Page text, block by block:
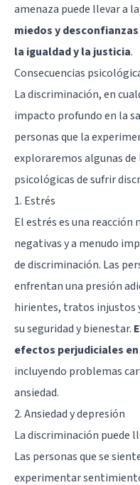
amenaza puede llevar a
miedos y
la igualdad y la justicia.
Consecuencias
La discriminación, en
impacto profundo en la
personas que la
exploraremos algunas
psicológicas de sufrir
1. Estrés
El estrés es una
negativas y a menudo
de discriminación. Las
enfrentan una presión
hirientes, tratos injustos
su seguridad y bienestar.
efectos perjudiciales
incluyendo problemas
ansiedad.
2. Ansiedad y depresión
La discriminación puede
Las personas que se
experimentar